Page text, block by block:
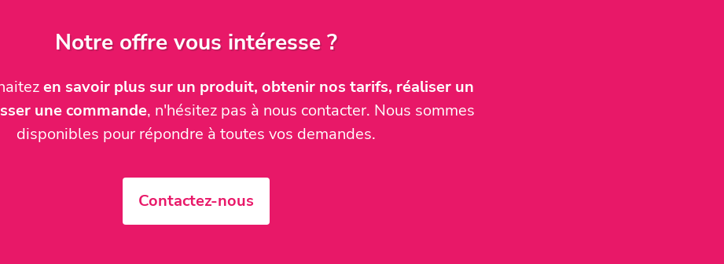
Notre offre vous intéresse ?
en savoir plus sur un produit, obtenir nos tarifs, réaliser un
une commande, n'hésitez pas à nous contacter. Nous sommes
disponibles pour répondre à toutes vos demandes.
Contactez-nous